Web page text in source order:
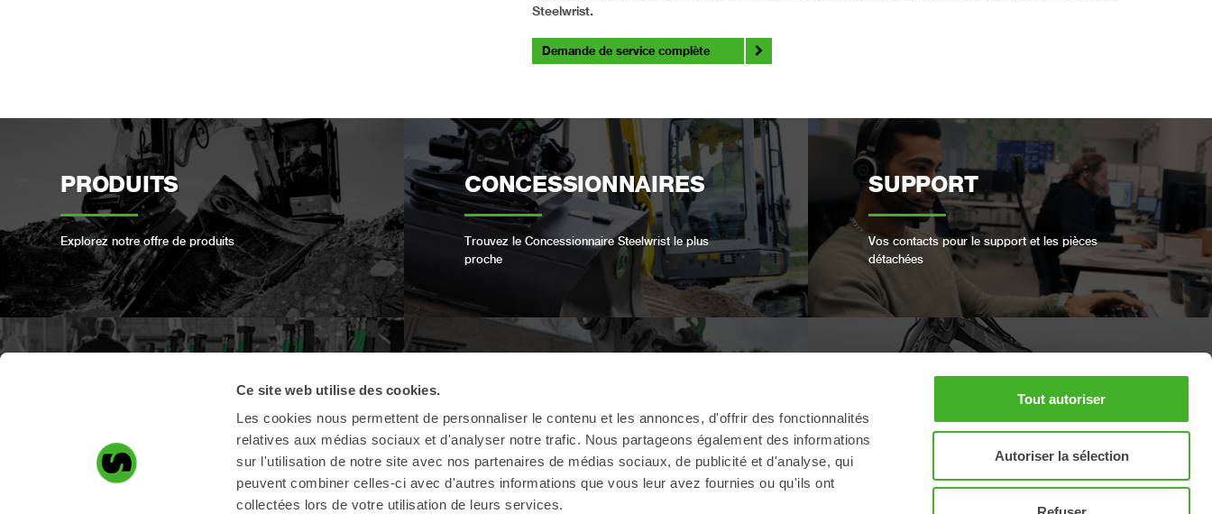
Ce site web utilise des cookies.
Les cookies nous permettent de personnaliser le contenu et les annonces, d'offrir des fonctionnalités
relatives aux médias sociaux et d'analyser notre trafic. Nous partageons également des informations
sur l'utilisation de notre site avec nos partenaires de médias sociaux, de publicité et d'analyse, qui
peuvent combiner celles-ci avec d'autres informations que vous leur avez fournies ou qu'ils ont
collectées lors de votre utilisation de leurs services.
Tout autoriser
Autoriser la sélection
Steelwrist.
Demande de service complète
PRODUITS
Explorez notre offre de produits
CONCESSIONNAIRES
Trouvez le Concessionnaire Steelwrist le plus
proche
SUPPORT
Vos contacts pour le support et les pièces
détachées
ENREGISTREMENT DES
Enregistrez votre produit Steelwrist ici
Nous sommes conformes à la norme industrielle
ouverte pour les attaches rapides entièrement
automatiques.
RÉSERVER UN SERVICE